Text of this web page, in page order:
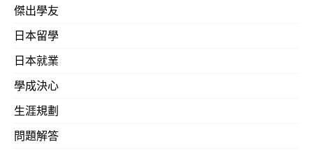
傑出學友
日本留學
日本就業
學成決心
生涯規劃
問題解答